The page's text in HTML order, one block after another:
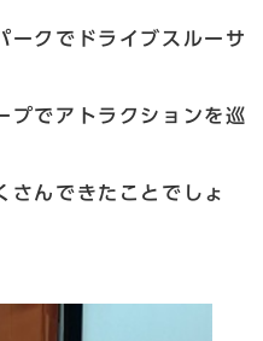
ークでドライブスルーサ
プでアトラクションを巡
さんできたことでしょ